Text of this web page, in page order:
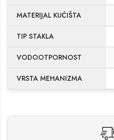
MATERIJAL KUĆIŠTA
TIP STAKLA
VODOOTPORNOST
VRSTA MEHANIZMA